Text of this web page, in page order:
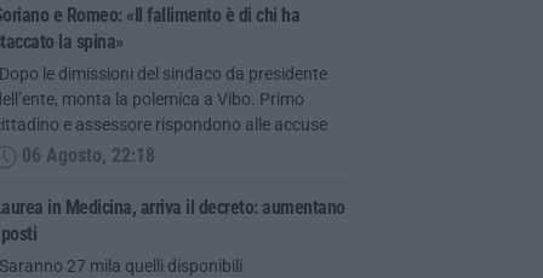
e Romeo: «Il fallimento è di chi ha
la spina»
le dimissioni del sindaco da presidente
monta la polemica a Vibo. Primo
e assessore rispondono alle accuse
06 Agosto, 22:18
in Medicina, arriva il decreto: aumentano
27 mila quelli disponibili